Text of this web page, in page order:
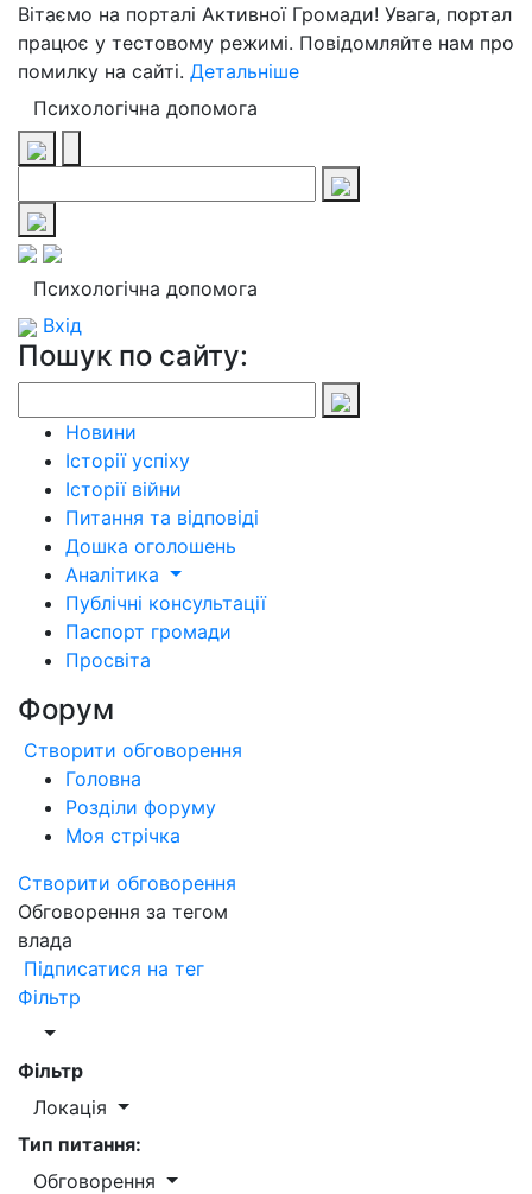
Вітаємо на порталі Активної Громади! Увага, портал
працює у тестовому режимі. Повідомляйте нам про
помилку на сайті. Детальніше
Психологічна допомога
Психологічна допомога
Вхід
Пошук по сайту:
Новини
Історії успіху
Історії війни
Питання та відповіді
Дошка оголошень
Аналітика
Публічні консультації
Паспорт громади
Просвіта
Форум
Створити обговорення
Головна
Розділи форуму
Моя стрічка
Створити обговорення
Обговорення за тегом
влада
Підписатися на тег
Фільтр
Фільтр
Локація
Тип питання:
Обговорення